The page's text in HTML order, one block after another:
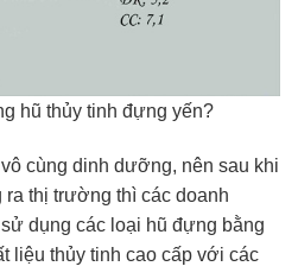
hũ thủy tinh đựng yến?
cùng dinh dưỡng, nên sau khi
thị trường thì các doanh
dụng các loại hũ đựng bằng
liệu thủy tinh cao cấp với các